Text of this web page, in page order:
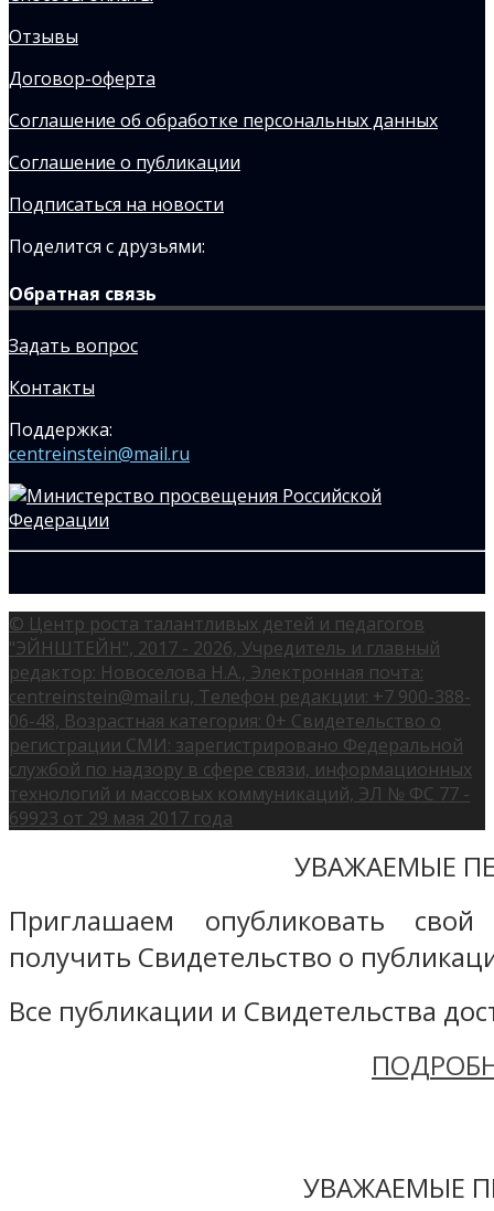
Отзывы
Договор-оферта
Соглашение об обработке персональных данных
Соглашение о публикации
Подписаться на новости
Поделится с друзьями:
Обратная связь
Задать вопрос
Контакты
Поддержка:
centreinstein@mail.ru
© Центр роста талантливых детей и педагогов
"ЭЙНШТЕЙН", 2017 - 2026, Учредитель и главный
редактор: Новоселова Н.А., Электронная почта:
centreinstein@mail.ru, Телефон редакции: +7 900-388-
06-48, Возрастная категория: 0+ Свидетельство о
регистрации СМИ: зарегистрировано Федеральной
службой по надзору в сфере связи, информационных
технологий и массовых коммуникаций, ЭЛ № ФС 77 -
69923 от 29 мая 2017 года
УВАЖАЕМЫЕ
Приглашаем опубликовать
получить Свидетельство о
Все публикации и Свидетельства
УВАЖАЕМЫЕ